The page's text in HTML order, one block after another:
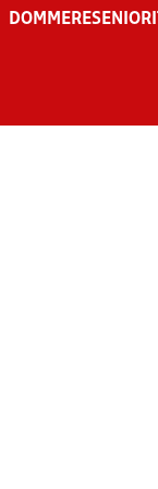
DOMMERESENIOR